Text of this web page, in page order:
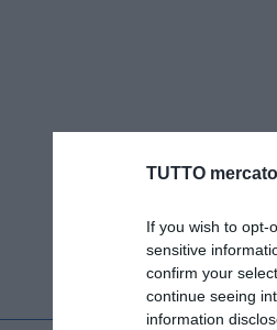
TUTTO
If you wish to opt-
sensitive
confirm your
continue seeing
information